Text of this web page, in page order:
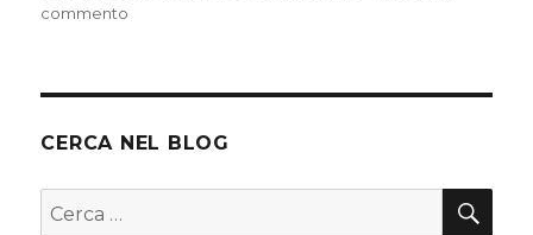
commento
CERCA NEL BLOG
Cerca: